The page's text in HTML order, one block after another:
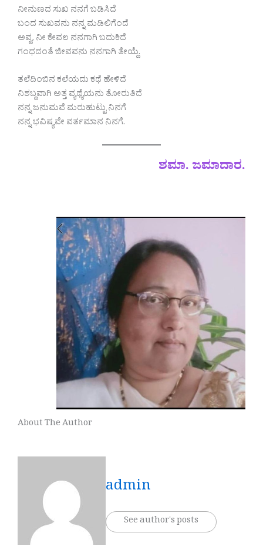
ನೀನುಣದ ಸುಖ ನನಗೆ ಬಡಿಸಿದೆ
ಬಂದ ಸುಖವನು ನನ್ನ ಮಡಿಲಿಗೆಂದೆ
ಅವ್ವ, ನೀ ಕೇವಲ ನನಗಾಗಿ ಬದುಕಿದೆ
ಗಂಧದಂತೆ ಜೀವವನು ನನಗಾಗಿ ತೇಯ್ದೆ.
ತಲೆದಿಂಬಿನ ಕಲೆಯದು ಕಥೆ ಹೇಳಿದೆ
ನಿಶಬ್ದವಾಗಿ ಅತ್ತ ವ್ಯಥ್ಯೆಯನು ತೋರುತಿದೆ
ನನ್ನ ಜನುಮವೆ ಮರುಹುಟ್ಟು ನಿನಗೆ
ನನ್ನ ಭವಿಷ್ಯವೇ ವರ್ತಮಾನ ನಿನಗೆ.
ಶಮಾ. ಜಮಾದಾರ.
About The Author
admin
See author's posts